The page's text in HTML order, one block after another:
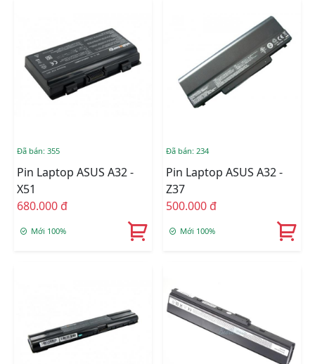
Đã bán: 355
Pin Laptop ASUS A32 -
X51
680.000 đ
Mới 100%
Đã bán: 234
Pin Laptop ASUS A32 -
Z37
500.000 đ
Mới 100%